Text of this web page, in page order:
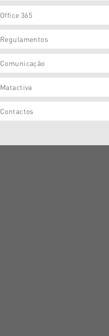
Office 365
Regulamentos
Comunicação
Matactiva
Contactos